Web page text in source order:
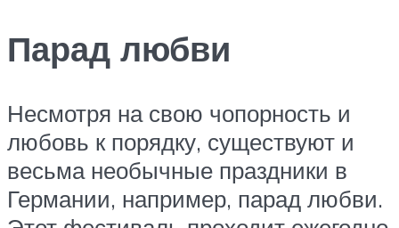
Парад любви
Несмотря на свою чопорность и
любовь к порядку, существуют и
весьма необычные праздники в
Германии, например, парад любви.